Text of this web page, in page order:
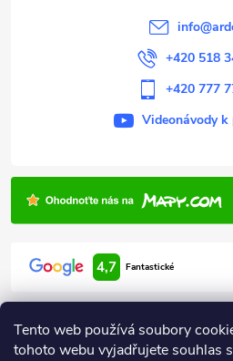
Tento web používá soubory
tohoto webu vyjadřujete souhlas
info@
+420 518
+420 777
Videonávody
4,7 Fantastické